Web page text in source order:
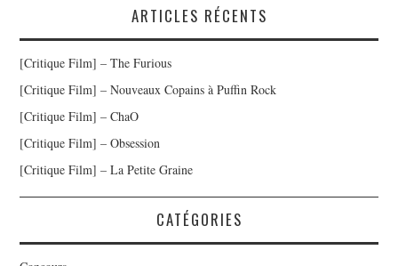
ARTICLES RÉCENTS
[Critique Film] – The Furious
[Critique Film] – Nouveaux Copains à Puffin Rock
[Critique Film] – ChaO
[Critique Film] – Obsession
[Critique Film] – La Petite Graine
CATÉGORIES